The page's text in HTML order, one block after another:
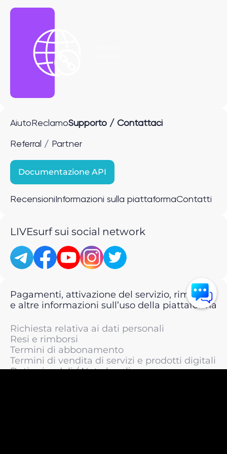
Aiuto ReclamoSupporto / Contattaci
Referral / Partner
Documentazione API
Recensioni Informazioni sulla piattaformaContatti
LIVEsurf sui social network
Pagamenti, attivazione del servizio, rimborsi
e altre informazioni sull’uso della piattaforma
Richiesta relativa ai dati personali
Resi e rimborsi
Termini di abbonamento
Termini di vendita di servizi e prodotti digitali
Dati aziendali / Note legali